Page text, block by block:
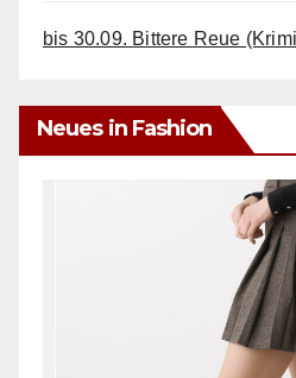
bis 30.09. Bittere Reue
Neues in Fashion